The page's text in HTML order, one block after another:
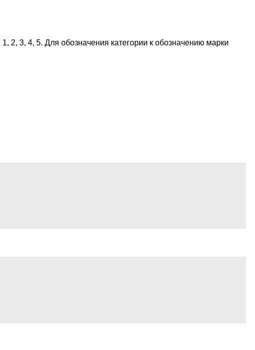
2, 3, 4, 5. Для обозначения категории к обозначению марки